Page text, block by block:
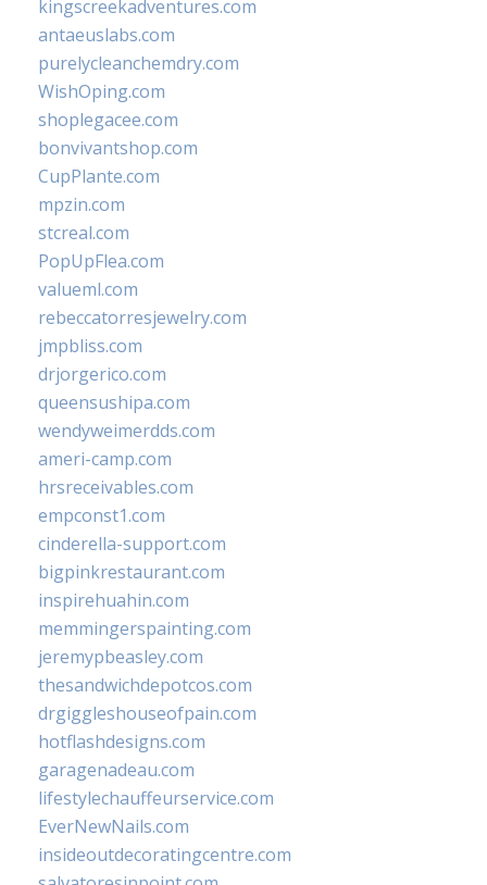
kingscreekadventures.com
antaeuslabs.com
purelycleanchemdry.com
WishOping.com
shoplegacee.com
bonvivantshop.com
CupPlante.com
mpzin.com
stcreal.com
PopUpFlea.com
valueml.com
rebeccatorresjewelry.com
jmpbliss.com
drjorgerico.com
queensushipa.com
wendyweimerdds.com
ameri-camp.com
hrsreceivables.com
empconst1.com
cinderella-support.com
bigpinkrestaurant.com
inspirehuahin.com
memmingerspainting.com
jeremypbeasley.com
thesandwichdepotcos.com
drgiggleshouseofpain.com
hotflashdesigns.com
garagenadeau.com
lifestylechauffeurservice.com
EverNewNails.com
insideoutdecoratingcentre.com